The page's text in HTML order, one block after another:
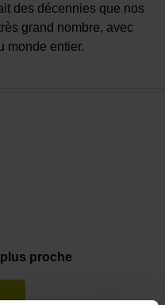
des décennies que nos
grand nombre, avec
monde entier.
proche